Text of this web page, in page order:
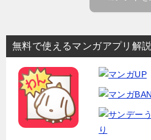
無料で使えるマンガアプリ解説